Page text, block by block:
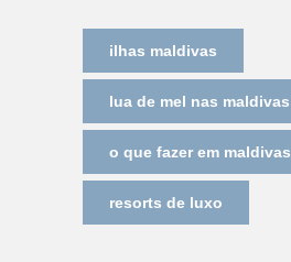
ilhas maldivas
lua de mel nas maldivas
o que fazer em maldivas
resorts de luxo